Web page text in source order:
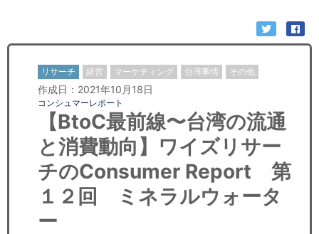
コンサルティング
リサーチ
セミナー
経済ニュース
リサーチ 経営 マーケティング 台湾事情 その他
作成日：2021年10月18日
コンシュマーレポート
【BtoC最前線〜台湾の流通
と消費動向】ワイズリサー
チのConsumer Report 第
１２回 ミネラルウォータ
ー